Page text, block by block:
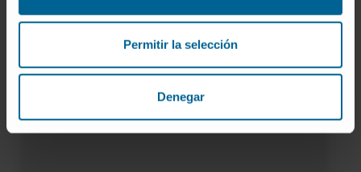
Permitir la selección
Denegar
Publicaciones finalistas
Carlos Berniz: Cirugía Plástica
Alberto Paternain:
Radiodiagnóstico